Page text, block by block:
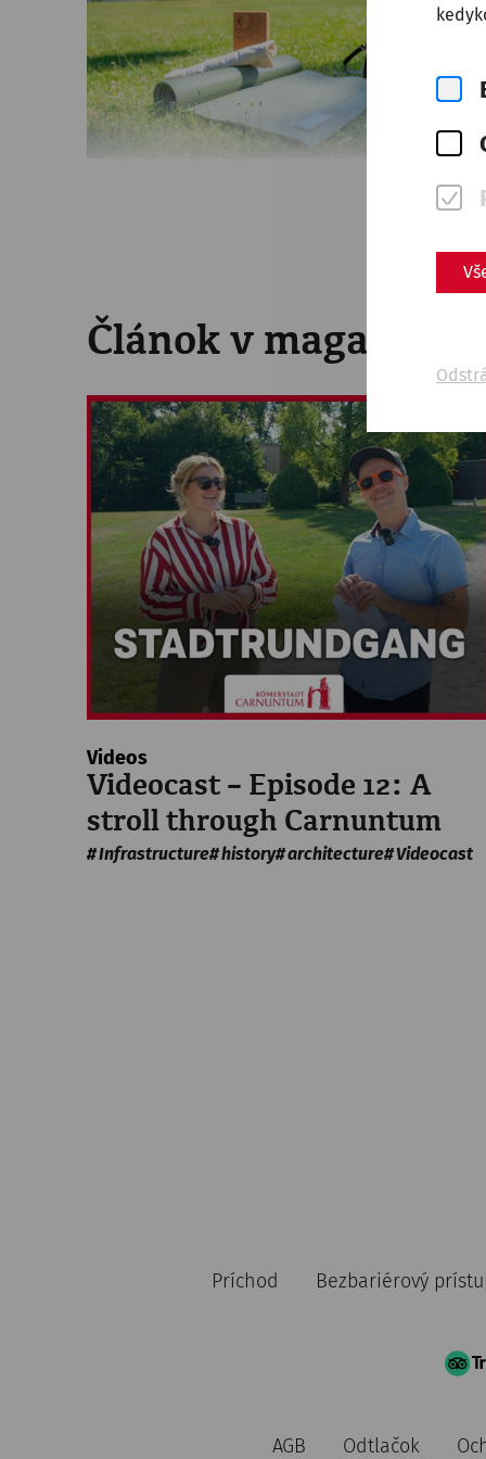
Článok v magazíne
Videos
Videocast – Episode 12: A
stroll through Carnuntum
Infrastructure history architecture Videocast
Príchod Bezbariérový
AGB Odtlačok